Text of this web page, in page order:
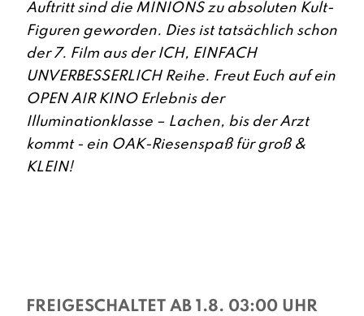
Auftritt sind die MINIONS zu absoluten Kult-
Figuren geworden. Dies ist tatsächlich schon
der 7. Film aus der ICH, EINFACH
UNVERBESSERLICH Reihe. Freut Euch auf ein
OPEN AIR KINO Erlebnis der
Illuminationklasse – Lachen, bis der Arzt
kommt - ein OAK-Riesenspaß für groß &
KLEIN!
FREIGESCHALTET AB 1.8. 03:00 UHR